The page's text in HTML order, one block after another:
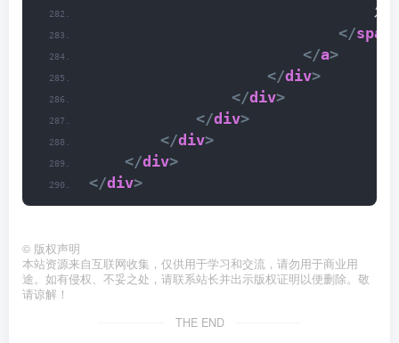
发
</span
</a>
</div>
</div>
</div>
</div>
</div>
</div>
© 版权声明
本站资源来自互联网收集，仅供用于学习和交流，请勿用于商业用
途。如有侵权、不妥之处，请联系站长并出示版权证明以便删除。敬
请谅解！
THE END